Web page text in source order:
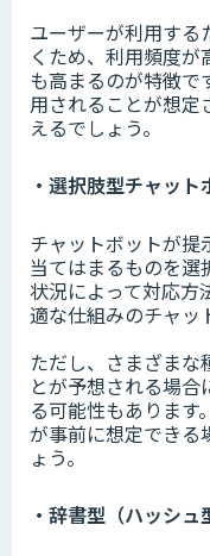
ユーザーが利用する
くため、利用頻度
も高まるのが特徴で
用されることが想定
えるでしょう。
・選択肢型チャット
チャットボットが提
当てはまるものを選
状況によって対応方
適な仕組みのチャッ
ただし、さまざまな
とが予想される場
る可能性もあります
が事前に想定できる
ょう。
・辞書型（ハッシ